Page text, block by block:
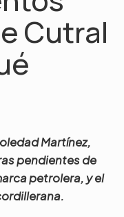
Cutral
Martínez,
pendientes de
petrolera, y el